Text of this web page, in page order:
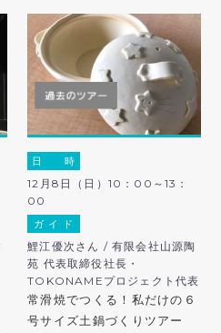
日 時
12月8日（日）10：00～13：
00
ガ イ ド
鯉江優次さん / 有限会社山源陶
苑 代表取締役社長・
TOKONAMEプロジェクト代表
常滑焼でつくる！私だけの６
号サイズ土鍋づくりツアー